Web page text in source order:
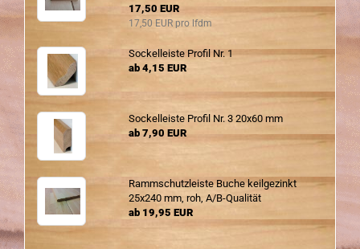
17,50 EUR
17,50 EUR pro lfdm
So­ckel­leis­te Pro­fil Nr. 1
ab 4,15 EUR
So­ckel­leis­te Pro­fil Nr. 3 20x60 mm
ab 7,90 EUR
Ramm­schutz­leis­te Buche keil­ge­zinkt
25x240 mm, roh, A/B-​Qualität
ab 19,95 EUR